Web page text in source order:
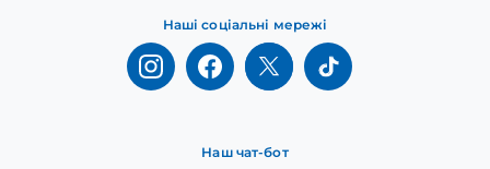
Наш чат-бот
Наші соціальні мережі